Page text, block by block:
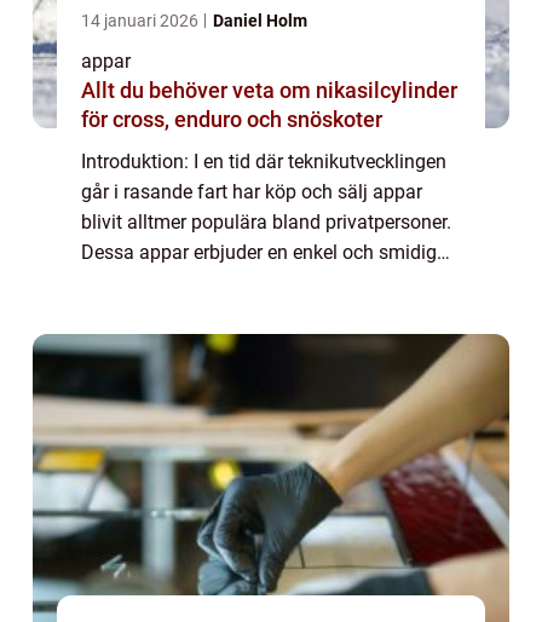
14 januari 2026 Daniel Holm
appar
Allt du behöver veta om nikasilcylinder
för cross, enduro och snöskoter
Introduktion: I en tid där teknikutvecklingen
går i rasande fart har köp och sälj appar
blivit alltmer populära bland privatpersoner.
Dessa appar erbjuder en enkel och smidig